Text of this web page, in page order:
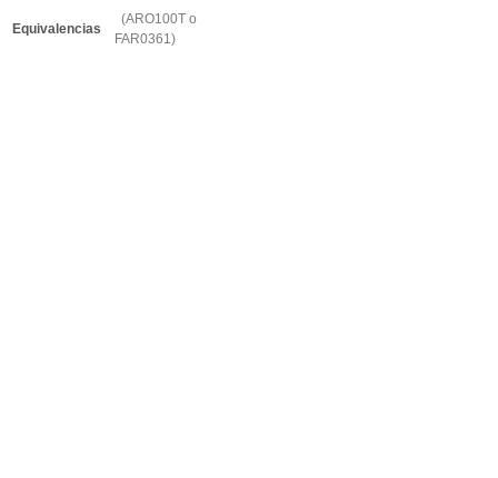
Equivalencias
(ARO100T o
FAR0361)